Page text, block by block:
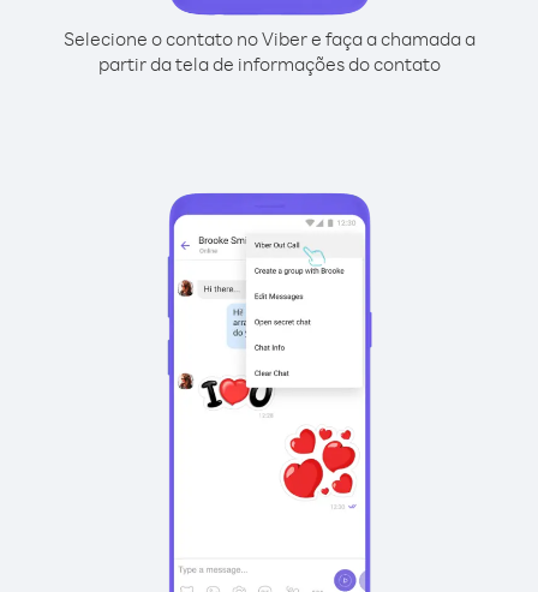
Selecione o contato no Viber e faça a chamada a
partir da tela de informações do contato